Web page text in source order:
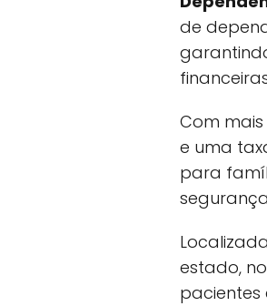
de
Com mais
e uma
para
estado,